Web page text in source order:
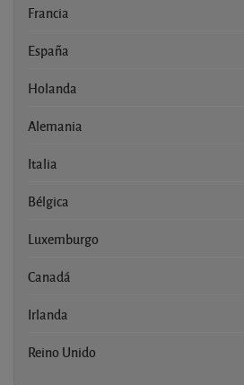
Francia
España
Holanda
Alemania
Italia
Bélgica
Luxemburgo
Canadá
Irlanda
Reino Unido